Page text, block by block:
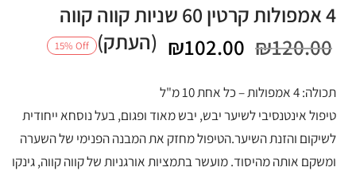
4 אמפולות קרטין 60 שניות קווה קווה
(העתק)
15% Off ₪120.00
המחיר
המקורי
היה:
₪120.00.
₪102.00
המחיר
הנוכחי
הוא:
₪102.00.
תכולה: 4 אמפולות – כל אחת 10 מ"ל
טיפול אינטנסיבי לשיער יבש, יבש מאוד ופגום, בעל נוסחא ייחודית
לשיקום והזנת השיער.הטיפול מחזק את המבנה הפנימי של השערה
ומשקם אותה מהיסוד. מועשר בתמציות אורגניות של קווה קווה, גינקו